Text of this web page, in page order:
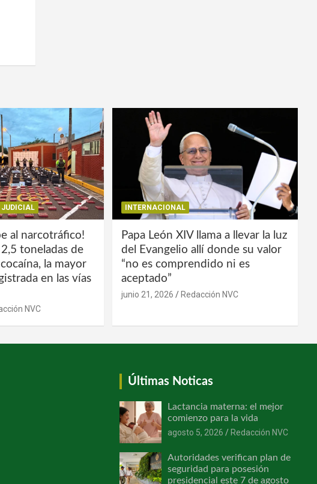
JUDICIAL
al narcotráfico!
toneladas de
la mayor
en las vías
NVC
INTERNACIONAL
Papa León XIV llama a llevar la luz
del Evangelio allí donde su valor
“no es comprendido ni es
aceptado”
junio 21, 2026 Redacción NVC
Últimas Noticas
Lactancia materna: el mejor
comienzo para la vida
agosto 5, 2026
Redacción NVC
Autoridades verifican plan de
seguridad para posesión
presidencial este 7 de agosto